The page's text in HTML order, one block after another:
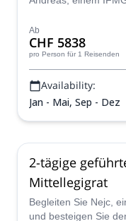
herausforderndsten
Ab
CHF 5838
pro Person für 1 Reisenden
Availability:
Jan - Mai, Sep - Dez
2-tägige
Mittellegigrat
Begleiten Sie Nejc,
und besteigen Sie